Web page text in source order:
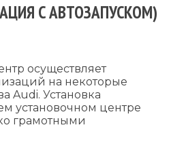
С АВТОЗАПУСКОМ)
осуществляет
на некоторые
Audi. Установка
установочном центре
грамотными